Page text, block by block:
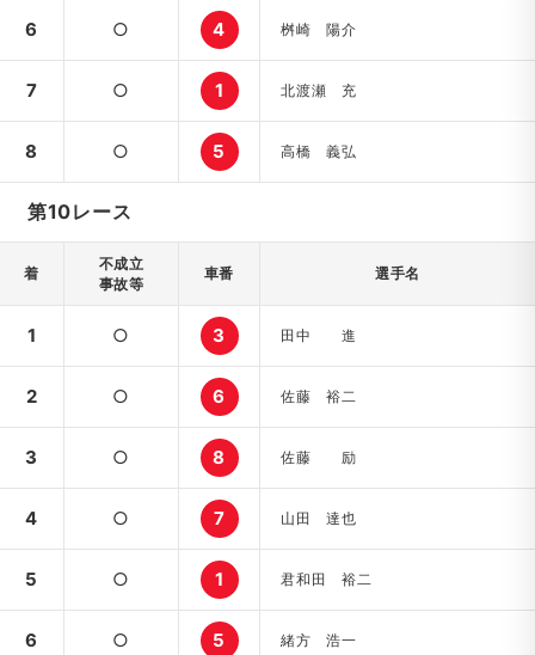
6 ○ 4 桝崎 陽介
7 ○ 1 北渡瀬 充
8 ○ 5 高橋 義弘
第10レース
着
不成立
事故等
車番 選手名
1 ○ 3 田中 進
2 ○ 6 佐藤 裕二
3 ○ 8 佐藤 励
4 ○ 7 山田 達也
5 ○ 1 君和田 裕二
6 ○ 5 緒方 浩一